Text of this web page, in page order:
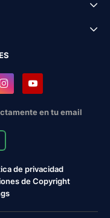
en tu email
de privacidad
de Copyright